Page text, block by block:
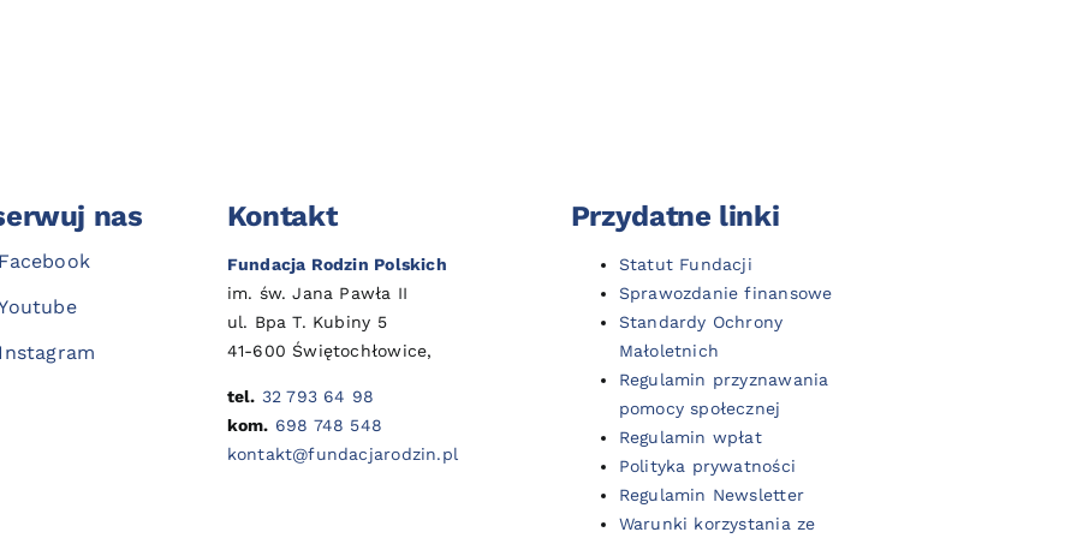
nas Kontakt
Fundacja Rodzin Polskich
im. św. Jana Pawła II
ul. Bpa T. Kubiny 5
41-600 Świętochłowice,
tel. 32 793 64 98
kom. 698 748 548
kontakt@fundacjarodzin.pl
Przydatne linki
Statut Fundacji
Sprawozdanie finansowe
Standardy Ochrony
Małoletnich
Regulamin przyznawania
pomocy społecznej
Regulamin wpłat
Polityka prywatności
Regulamin Newsletter
Warunki korzystania ze